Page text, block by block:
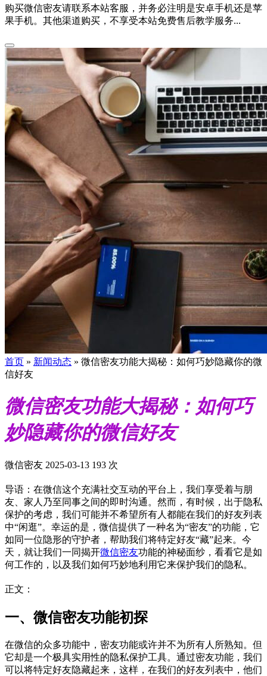
购买微信密友请联系本站客服，并务必注明是安卓手机还是苹
果手机。其他渠道购买，不享受本站免费售后教学服务...
首页 » 新闻动态 » 微信密友功能大揭秘：如何巧妙隐藏你的微
信好友
微信密友功能大揭秘：如何巧
妙隐藏你的微信好友
微信密友 2025-03-13 193 次
导语：在微信这个充满社交互动的平台上，我们享受着与朋
友、家人乃至同事之间的即时沟通。然而，有时候，出于隐私
保护的考虑，我们可能并不希望所有人都能在我们的好友列表
中“闲逛”。幸运的是，微信提供了一种名为“密友”的功能，它
如同一位隐形的守护者，帮助我们将特定好友“藏”起来。今
天，就让我们一同揭开微信密友功能的神秘面纱，看看它是如
何工作的，以及我们如何巧妙地利用它来保护我们的隐私。
正文：
一、微信密友功能初探
在微信的众多功能中，密友功能或许并不为所有人所熟知。但
它却是一个极具实用性的隐私保护工具。通过密友功能，我们
可以将特定好友隐藏起来，这样，在我们的好友列表中，他们